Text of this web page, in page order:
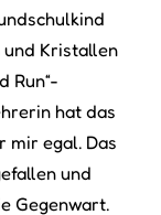
und Kristallen
Run“-
hat das
mir egal. Das
und
Gegenwart.